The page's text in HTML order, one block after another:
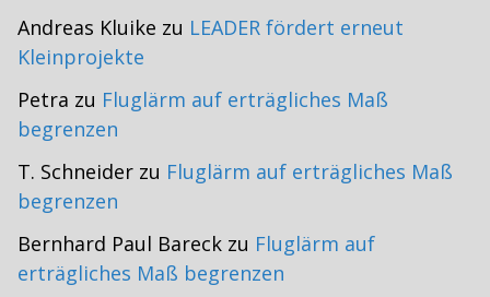
Andreas Kluike zu LEADER fördert erneut
Kleinprojekte
Petra zu Fluglärm auf erträgliches Maß
begrenzen
T. Schneider zu Fluglärm auf erträgliches Maß
begrenzen
Bernhard Paul Bareck zu Fluglärm auf
erträgliches Maß begrenzen